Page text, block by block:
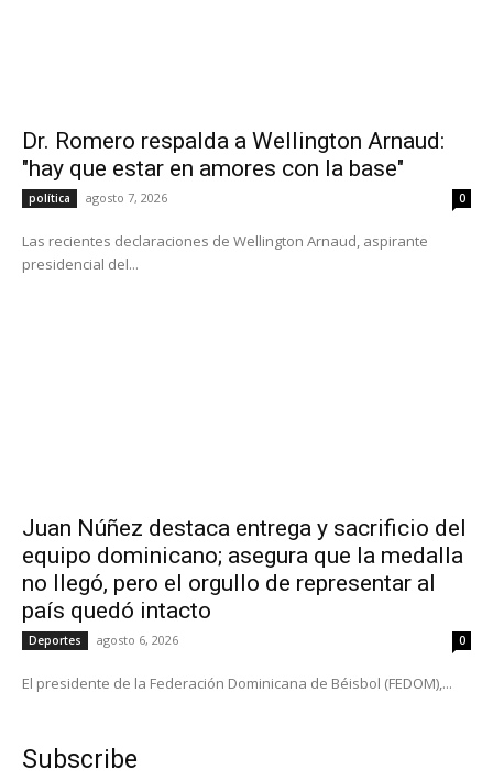
Dr. Romero respalda a Wellington Arnaud:
"hay que estar en amores con la base"
política agosto 7, 2026 0
Las recientes declaraciones de Wellington Arnaud, aspirante
presidencial del...
Juan Núñez destaca entrega y sacrificio del
equipo dominicano; asegura que la medalla
no llegó, pero el orgullo de representar al
país quedó intacto
Deportes agosto 6, 2026 0
El presidente de la Federación Dominicana de Béisbol (FEDOM),...
Subscribe